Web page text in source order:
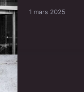
1 mars 2025